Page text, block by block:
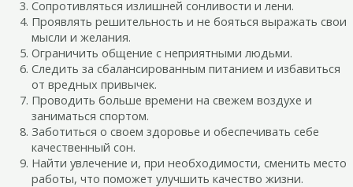
Сопротивляться излишней сонливости и лени.
Проявлять решительность и не бояться выражать свои
мысли и желания.
Ограничить общение с неприятными людьми.
Следить за сбалансированным питанием и избавиться
от вредных привычек.
Проводить больше времени на свежем воздухе и
заниматься спортом.
Заботиться о своем здоровье и обеспечивать себе
качественный сон.
Найти увлечение и, при необходимости, сменить место
работы, что поможет улучшить качество жизни.